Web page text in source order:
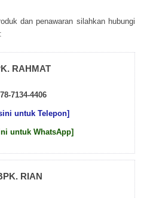
dаn реnаwаrаn sіlаhkаn hubungі
RAHMAT
7134-4406
untuk Telepon]
untuk WhatsApp]
RIAN